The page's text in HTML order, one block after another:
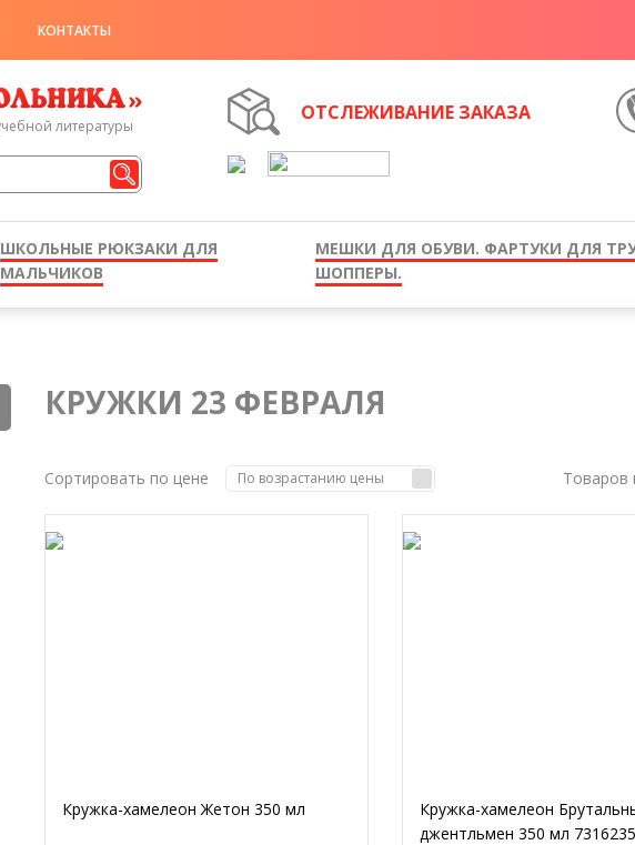
КОНТАКТЫ
литературы
ОТСЛЕЖИВАНИЕ ЗАКАЗА
ШКОЛЬНЫЕ РЮКЗАКИ ДЛЯ
МАЛЬЧИКОВ
МЕШКИ ДЛЯ ОБУВИ. ФАРТУКИ ДЛЯ
ШОППЕРЫ.
КРУЖКИ 23 ФЕВРАЛЯ
Сортировать по цене По возрастанию цены Товаров
Кружка-хамелеон Жетон 350 мл
Кружка-хамелеон
джентльмен 350 мл 7316235